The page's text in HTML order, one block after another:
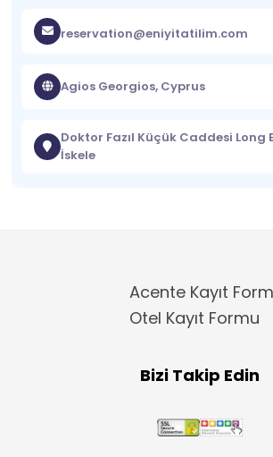
reservation@eniyitatilim.com
Agios Georgios, Cyprus
Doktor Fazıl Küçük Caddesi Long
İskele
Acente Kayıt
Otel Kayıt Formu
Bizi Takip Edin